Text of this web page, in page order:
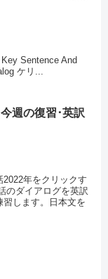
Sentence And
ケリ...
週の復習･英訳
年をクリックす
のダイアログを英訳
します。日本文を